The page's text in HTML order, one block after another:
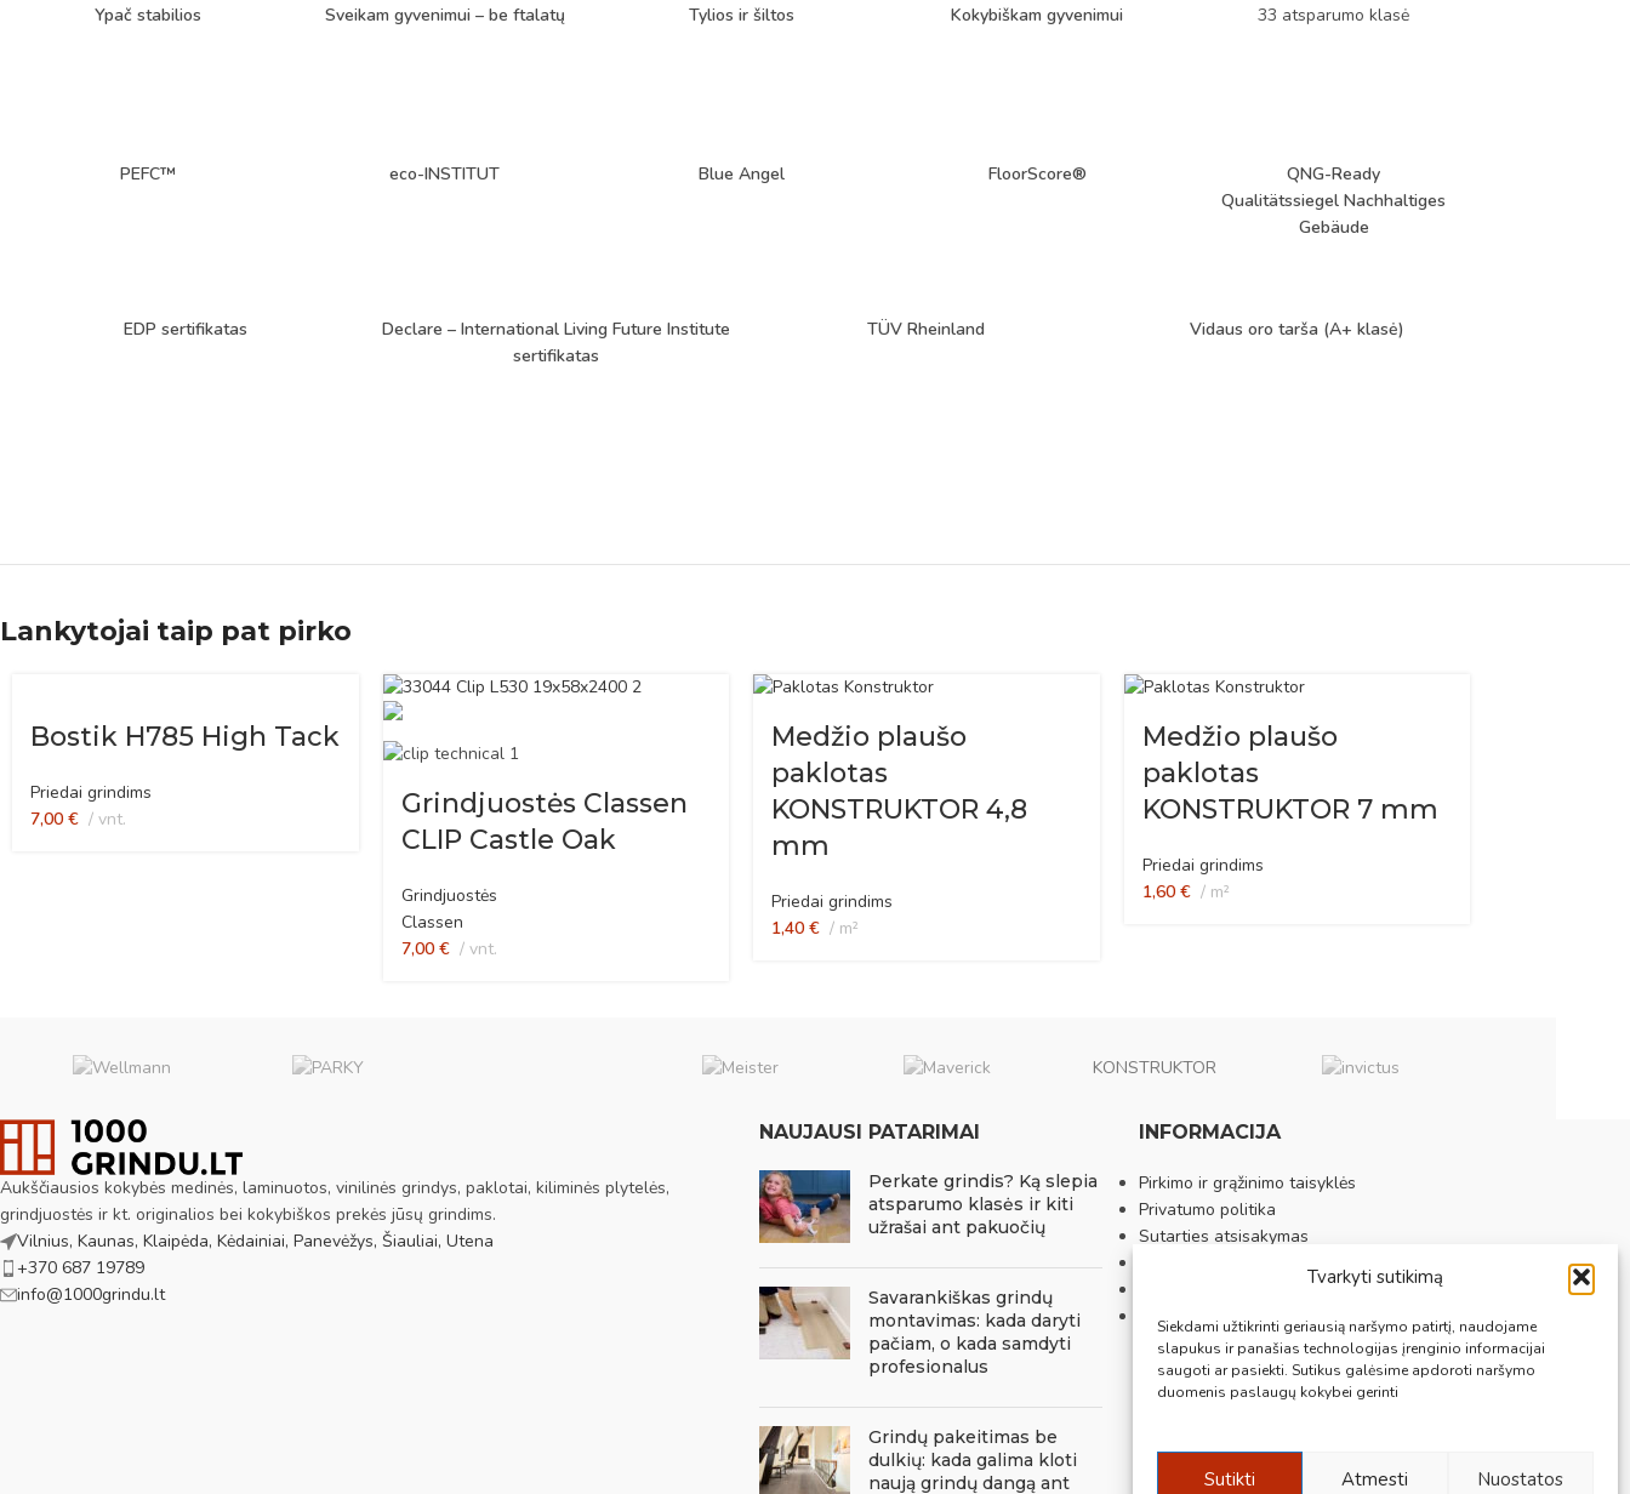
Tvarkyti sutikimą
Siekdami užtikrinti geriausią naršymo patirtį, naudojame
slapukus ir panašias technologijas įrenginio informacijai
saugoti ar pasiekti. Sutikus galėsime apdoroti naršymo
duomenis paslaugų kokybei gerinti
Sutikti Atmesti Nuostatos
Ypač stabilios Sveikam gyvenimui – be ftalatų Tylios ir šiltos Kokybiškam gyvenimui 33 atsparumo klasė
PEFC™ eco-INSTITUT Blue Angel FloorScore®
QNG-Ready
Qualitätssiegel Nachhaltiges
Gebäude
EDP sertifikatas
Declare – International Living Future Institute
sertifikatas
TÜV Rheinland Vidaus oro tarša (A+ klasė)
Lankytojai taip pat pirko
Bostik H785 High Tack
Priedai grindims
7,00 € vnt.
Grindjuostės Classen
CLIP Castle Oak
Grindjuostės
Classen
7,00 € vnt.
Medžio plaušo
paklotas
KONSTRUKTOR 4,8
mm
Priedai grindims
1,40 € m²
Medžio plaušo
paklotas
KONSTRUKTOR 7 mm
Priedai grindims
1,60 € m²
KONSTRUKTOR
Aukščiausios kokybės medinės, laminuotos, vinilinės grindys, paklotai, kiliminės plytelės,
grindjuostės ir kt. originalios bei kokybiškos prekės jūsų grindims.
Vilnius, Kaunas, Klaipėda, Kėdainiai, Panevėžys, Šiauliai, Utena
+370 687 19789
info@1000grindu.lt
NAUJAUSI PATARIMAI
Perkate grindis? Ką slepia
atsparumo klasės ir kiti
užrašai ant pakuočių
Savarankiškas grindų
montavimas: kada daryti
pačiam, o kada samdyti
profesionalus
Grindų pakeitimas be
dulkių: kada galima kloti
naują grindų dangą ant
INFORMACIJA
Pirkimo ir grąžinimo taisyklės
Privatumo politika
Sutarties atsisakymas
Kontaktai